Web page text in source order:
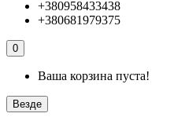
+380958433438
+380681979375
0
Ваша корзина пуста!
Везде